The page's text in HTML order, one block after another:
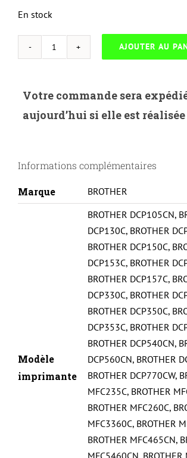
En stock
quantité
B-
970/1000-
UNIVERSELLE
LC970/1000
AJOUTER AU
Votre commande sera
aujourd’hui si elle est
Informations complémentaires
Marque BROTHER
Modèle
imprimante
BROTHER DCP105CN,
DCP130C, BROTHER
BROTHER DCP150C,
DCP153C, BROTHER
BROTHER DCP157C,
DCP330C, BROTHER
BROTHER DCP350C,
DCP353C, BROTHER
BROTHER DCP540CN,
DCP560CN, BROTHER
BROTHER DCP770CW,
MFC235C, BROTHER
BROTHER MFC260C,
MFC3360C, BROTHER
BROTHER MFC465CN,